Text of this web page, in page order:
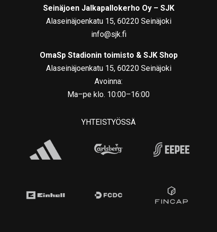
Seinäjoen Jalkapallokerho Oy – SJK
Alaseinäjoenkatu 15, 60220 Seinäjoki
info@sjk.fi
OmaSp Stadionin toimisto & SJK Shop
Alaseinäjoenkatu 15, 60220 Seinäjoki
Avoinna:
Ma–pe klo. 10:00–16:00
YHTEISTYÖSSÄ